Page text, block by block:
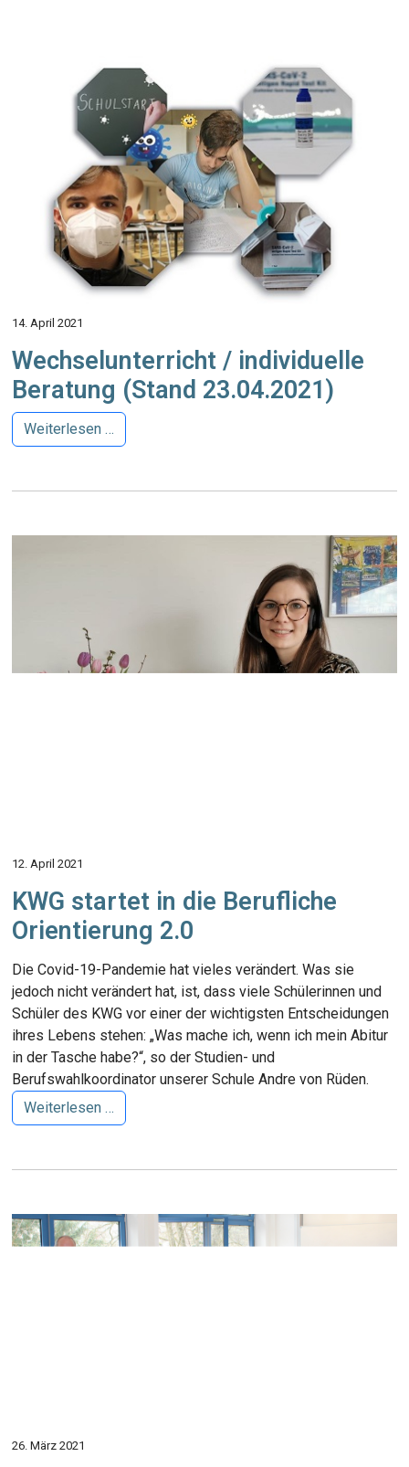
14. April 2021
Wechselunterricht / individuelle
Beratung (Stand 23.04.2021)
Weiterlesen …
12. April 2021
KWG startet in die Berufliche
Orientierung 2.0
Die Covid-19-Pandemie hat vieles verändert. Was sie
jedoch nicht verändert hat, ist, dass viele Schülerinnen und
Schüler des KWG vor einer der wichtigsten Entscheidungen
ihres Lebens stehen: „Was mache ich, wenn ich mein Abitur
in der Tasche habe?“, so der Studien- und
Berufswahlkoordinator unserer Schule Andre von Rüden.
Weiterlesen …
26. März 2021